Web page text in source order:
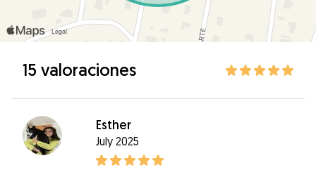
15 valoraciones
Esther
July 2025